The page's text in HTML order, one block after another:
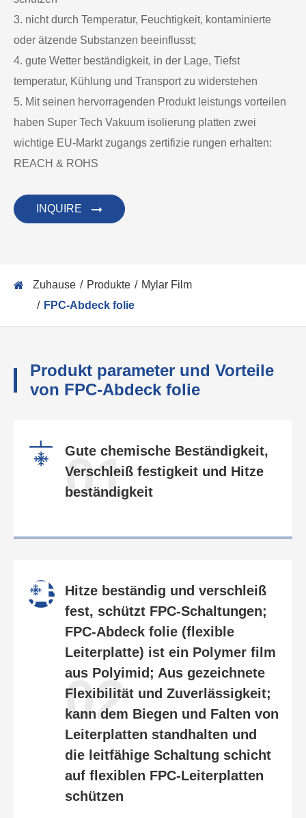
3. nicht durch Temperatur, Feuchtigkeit, kontaminierte
oder ätzende Substanzen beeinflusst;
4. gute Wetter beständigkeit, in der Lage, Tiefst
temperatur, Kühlung und Transport zu widerstehen
5. Mit seinen hervorragenden Produkt leistungs vorteilen
haben Super Tech Vakuum isolierung platten zwei
wichtige EU-Markt zugangs zertifizie rungen erhalten:
REACH & ROHS
INQUIRE
Zuhause Produkte
Mylar Film
FPC-Abdeck folie
Produkt parameter und Vorteile
von FPC-Abdeck folie
Gute chemische Beständigkeit,
Verschleiß festigkeit und Hitze
beständigkeit
01
Hitze beständig und verschleiß
fest, schützt FPC-Schaltungen;
FPC-Abdeck folie (flexible
Leiterplatte) ist ein Polymer film
aus Polyimid; Aus gezeichnete
Flexibilität und Zuverlässigkeit;
kann dem Biegen und Falten von
Leiterplatten standhalten und
die leitfähige Schaltung schicht
auf flexiblen FPC-Leiterplatten
schützen
02